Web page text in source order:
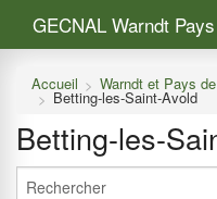
GECNAL Warndt
L’association
Warndt et Pays de Nied
Saisir mes observations
Accueil Warndt et Pays
Betting-les-Saint-Avold
Betting-les-